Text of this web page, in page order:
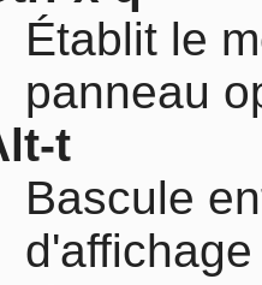
Établit le
panneau
t
Bascule